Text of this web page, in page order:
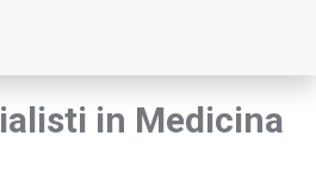
in Medicina